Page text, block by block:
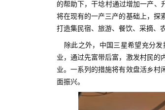
的帮助下，干埝村通过增加一产、
将在现有的一产三产的基础上，探
打造集民宿、旅游、餐饮、采摘、
除此之外，中国三星希望充分
业，通过先富带后富，激发村民的
业。一系列的措施将有效盘活乡村
面振兴。